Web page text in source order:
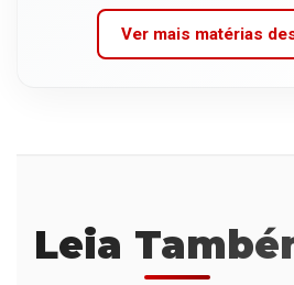
Ver mais matérias
Leia